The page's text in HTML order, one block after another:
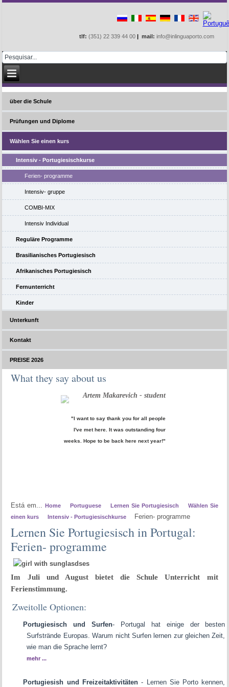
tlf: (351) 22 339 44 00 | mail: info@inlinguaporto.com
über die Schule
Prüfungen und Diplome
Wählen Sie einen kurs
Intensiv - Portugiesischkurse
Ferien- programme
Intensiv- gruppe
COMBI-MIX
Intensiv Individual
Reguläre Programme
Brasilianisches Portugiesisch
Afrikanisches Portugiesisch
Fernunterricht
Kinder
Unterkunft
Kontakt
PREISE 2026
What they say about us
Artem Makarevich - student
"I want to say thank you for all people
I've met here. It was outstanding four
weeks. Hope to be back here next year!"
Está em...Home Portuguese Lernen Sie Portugiesisch
Wählen Sie
einen kurs
Intensiv - Portugiesischkurse Ferien- programme
Lernen Sie Portugiesisch in Portugal:
Ferien- programme
Im Juli und August bietet die Schule Unterricht mit
Ferienstimmung.
Zweitolle Optionen:
Portugiesisch und Surfen- Portugal
hat einige der besten
Surfstrände Europas. Warum nicht Surfen lernen zur gleichen Zeit,
wie man die Sprache lernt?
mehr ...
Portugiesish und Freizeitaktivitäten- Lernen Sie Porto kennen,